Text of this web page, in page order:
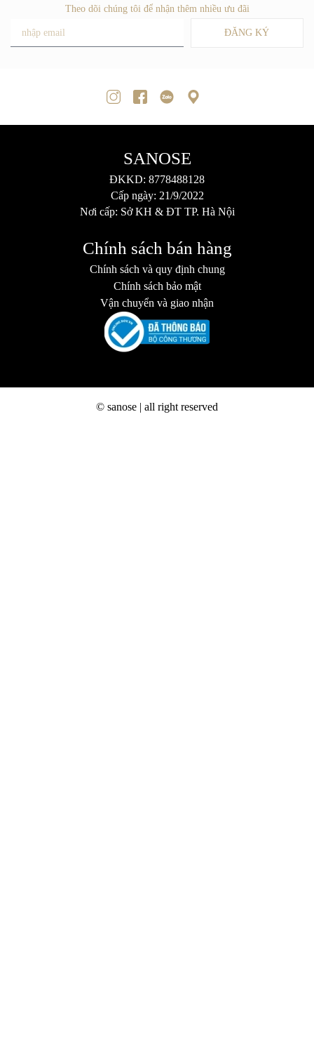
Theo dõi chúng tôi để nhận thêm nhiều ưu đãi
ĐĂNG KÝ
SANOSE
ĐKKD: 8778488128
Cấp ngày: 21/9/2022
Nơi cấp: Sở KH & ĐT TP. Hà Nội
Chính sách bán hàng
Chính sách và quy định chung
Chính sách bảo mật
Vận chuyển và giao nhận
© sanose | all right reserved